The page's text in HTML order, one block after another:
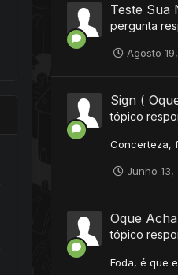
Teste Sua
pergunta
Agosto
Sign (
tópico
Concerteza,
Junho 13,
Oque
tópico
Foda, é que